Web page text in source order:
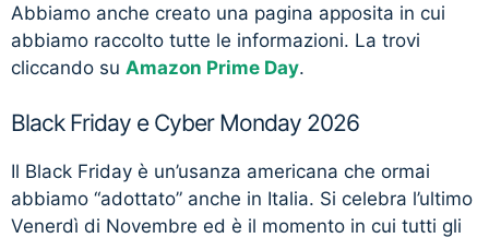
Abbiamo anche creato una pagina apposita in cui
abbiamo raccolto tutte le informazioni. La trovi
cliccando su Amazon Prime Day.
Black Friday e Cyber Monday 2026
Il Black Friday è un’usanza americana che ormai
abbiamo “adottato” anche in Italia. Si celebra l’ultimo
Venerdì di Novembre ed è il momento in cui tutti gli